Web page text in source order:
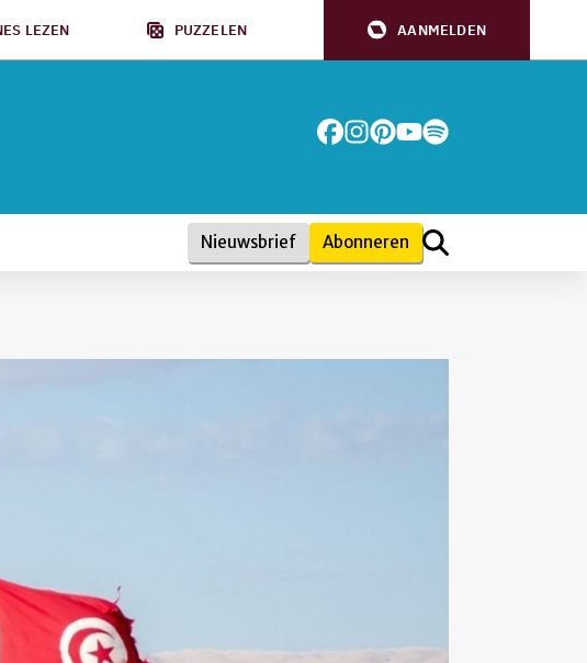
LEZEN PUZZELEN AANMELDEN
Nieuwsbrief Abonneren